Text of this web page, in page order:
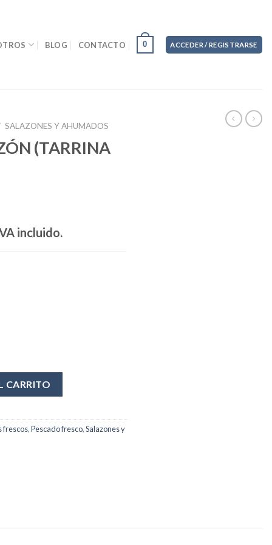
BLOG CONTACTO 0 ACCEDER / REGISTRARSE
SALAZONES Y AHUMADOS
(TARRINA
incluido.
CARRITO
frescos,Pescado fresco,Salazones y